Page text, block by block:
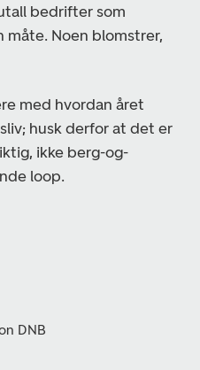
bedrifter som
måte. Noen blomstrer,
med hvordan året
husk derfor at det er
ikke berg-og-
loop.
DNB